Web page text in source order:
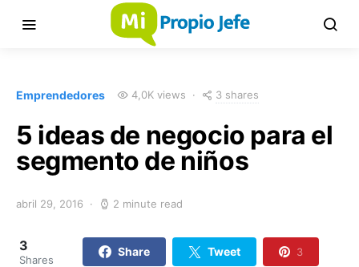
Emprendedores 4,0K views 3 shares
5 ideas de negocio para el
segmento de niños
abril 29, 2016 2 minute read
3
Shares
Share Tweet 3